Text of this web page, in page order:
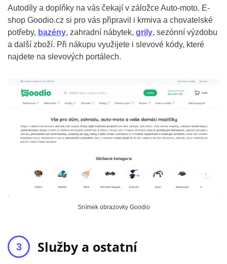
Autodíly a doplňky na vás čekají v záložce Auto-moto. E-
shop Goodio.cz si pro vás připravil i krmiva a chovatelské
potřeby, bazény, zahradní nábytek, grily, sezónní výzdobu
a další zboží. Při nákupu využijete i slevové kódy, které
najdete na slevových portálech.
Snímek obrazovky Goodio
Služby a ostatní